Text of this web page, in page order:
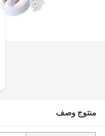
منتوج وصف